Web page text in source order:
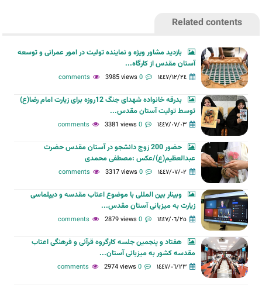
Related contents
بازدید مشاور ویژه و نماینده تولیت در امور عمرانی و توسعه
آستان مقدس از کارگاه...
١٤٤٧/١٢/٢٤ 0 comments
3985 views
بدرقه خانواده شهدای جنگ 12روزه برای زیارت امام رضا(ع)
توسط تولیت آستان مقدس...
١٤٤٧/٠٧/٠٣ 0 comments
3381 views
حضور 200 زوج دانشجو در آستان مقدس حضرت
عبدالعظیم(ع)/عکس :مصطفی محمدی
١٤٤٧/٠٧/٠٢ 0 comments
3317 views
وبینار بین المللی با موضوع اعتاب مقدسه و دیپلماسی
زیارت به میزبانی آستان مقدس...
١٤٤٧/٠٦/٢٥ 0 comments
2879 views
هفتاد و پنجمین جلسه کارگروه قرآنی و فرهنگی اعتاب
مقدسه کشور به میزبانی آستان...
١٤٤٧/٠٦/٢٣ 0 comments
2974 views